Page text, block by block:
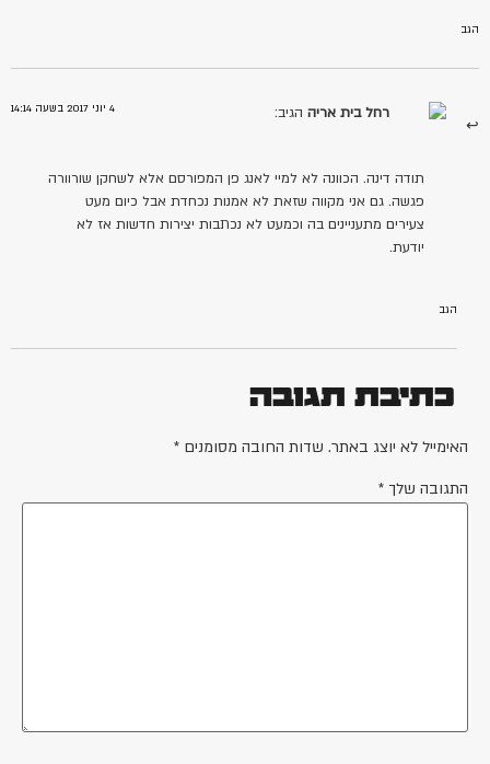
הגב
רחל בית אריה הגיב: 4 יוני 2017 בשעה 14:14
תודה דינה. הכוונה לא למיי לאנג פן המפורסם אלא לשחקן שורוורה
פגשה. גם אני מקווה שזאת לא אמנות נכחדת אבל כיום מעט
צעירים מתעניינים בה וכמעט לא נכתבות יצירות חדשות אז לא
יודעת.
הגב
כתיבת תגובה
האימייל לא יוצג באתר. שדות החובה מסומנים *
התגובה שלך *